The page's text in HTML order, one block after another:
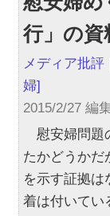
行」の資
メディア批評
婦]
2015/2/27 編
慰安婦問題
たかどうかだ
を示す証拠は
着は付いてい